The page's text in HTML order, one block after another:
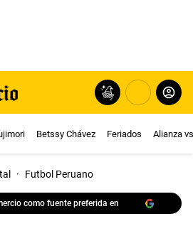
Betssy Chávez Feriados Alianza
· Futbol Peruano
como fuente preferida en